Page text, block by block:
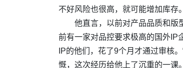
不好风险也很高，就可能增加库存
他直言，以前对产品品质和版
前有一家对品控要求极高的国外IP
IP的他们，花了9个月才通过审核
慨，这次经历给他上了沉重的一课。